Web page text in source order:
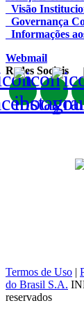
Visão
Governança
Informações
Webmail
Redes Sociais
Termos de Uso |
do Brasil S.A.
reservados